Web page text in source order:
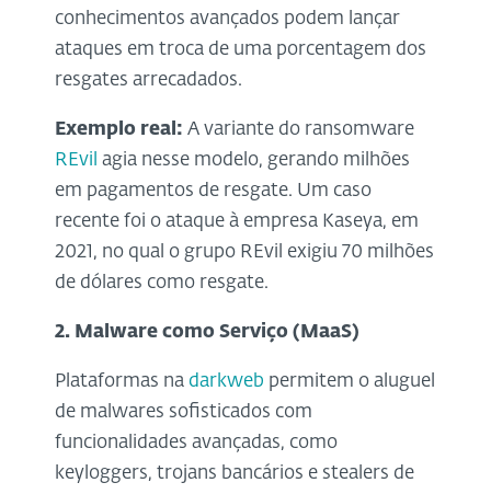
conhecimentos avançados podem lançar
ataques em troca de uma porcentagem dos
resgates arrecadados.
Exemplo real: A variante do ransomware
REvil agia nesse modelo, gerando milhões
em pagamentos de resgate. Um caso
recente foi o ataque à empresa Kaseya, em
2021, no qual o grupo REvil exigiu 70 milhões
de dólares como resgate.
2. Malware como Serviço (MaaS)
Plataformas na darkweb permitem o aluguel
de malwares sofisticados com
funcionalidades avançadas, como
keyloggers, trojans bancários e stealers de